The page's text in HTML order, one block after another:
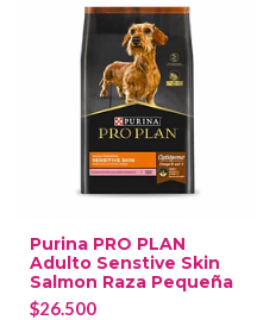
Purina PRO PLAN
Adulto Senstive Skin
Salmon Raza Pequeña
$26.500